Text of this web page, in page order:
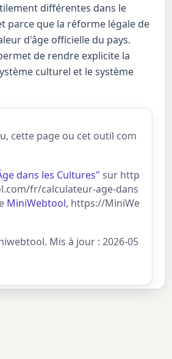
différentes dans le
parce que la réforme légale de
d'âge officielle du pays.
de rendre explicite la
culturel et le système
cette page ou cet outil com
dans les Cultures" sur http
fr/calculateur-age-dans
MiniWebtool, https://MiniWe
Mis à jour : 2026-05